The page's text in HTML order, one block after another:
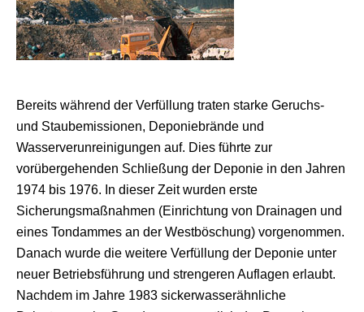
Bereits während der Verfüllung traten starke Geruchs-
und Staubemissionen, Deponiebrände und
Wasserverunreinigungen auf. Dies führte zur
vorübergehenden Schließung der Deponie in den Jahren
1974 bis 1976. In dieser Zeit wurden erste
Sicherungsmaßnahmen (Einrichtung von Drainagen und
eines Tondammes an der Westböschung) vorgenommen.
Danach wurde die weitere Verfüllung der Deponie unter
neuer Betriebsführung und strengeren Auflagen erlaubt.
Nachdem im Jahre 1983 sickerwasserähnliche